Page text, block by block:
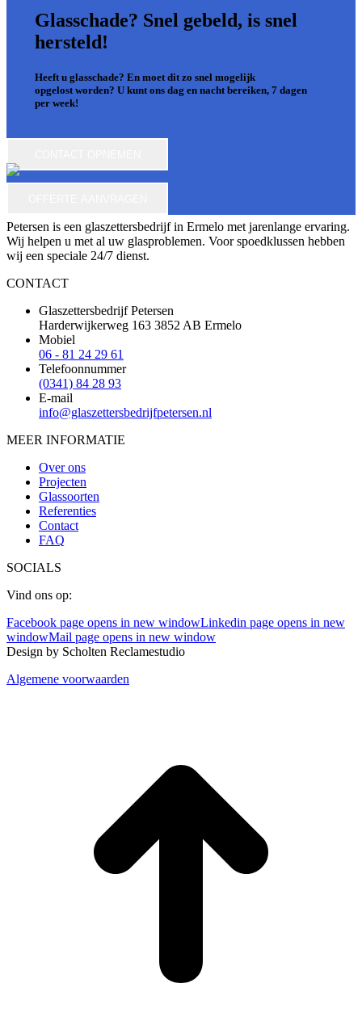
Glasschade? Snel gebeld, is snel
hersteld!
Heeft u glasschade? En moet dit zo snel mogelijk
opgelost worden? U kunt ons dag en nacht bereiken, 7 dagen
per week!
Petersen is een glaszettersbedrijf in Ermelo met jarenlange ervaring.
Wij helpen u met al uw glasproblemen. Voor spoedklussen hebben
wij een speciale 24/7 dienst.
CONTACT
Glaszettersbedrijf Petersen
Harderwijkerweg 163 3852 AB Ermelo
Mobiel
06 - 81 24 29 61
Telefoonnummer
(0341) 84 28 93
E-mail
info@glaszettersbedrijfpetersen.nl
MEER INFORMATIE
Over ons
Projecten
Glassoorten
Referenties
Contact
FAQ
SOCIALS
Vind ons op:
Facebook page opens in new windowLinkedin page opens in new
windowMail page opens in new window
Design by Scholten Reclamestudio
Algemene voorwaarden